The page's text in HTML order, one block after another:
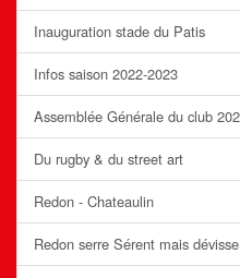
Inauguration stade du Patis
Infos saison 2022-2023
Assemblée Générale du club
Du rugby & du street art
Redon - Chateaulin
Redon serre Sérent mais dévisse